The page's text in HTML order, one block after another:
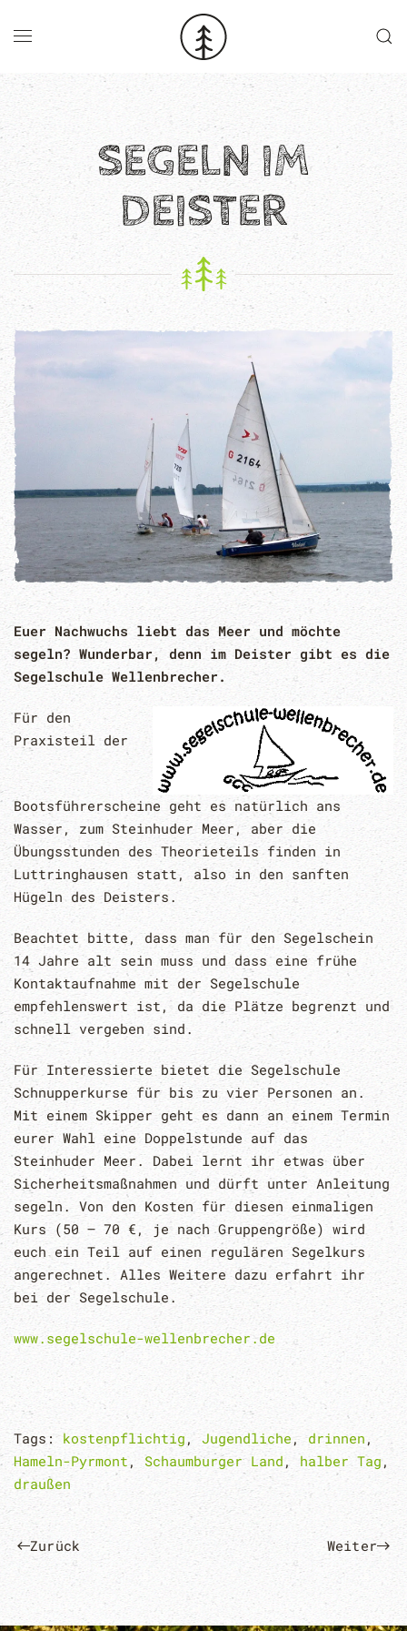
Skip to main content
SEGELN IM
DEISTER
Euer Nachwuchs liebt das Meer und möchte
segeln? Wunderbar, denn im Deister gibt es die
Segelschule Wellenbrecher.
Für den
Praxisteil der
Bootsführerscheine geht es natürlich ans
Wasser, zum Steinhuder Meer, aber die
Übungsstunden des Theorieteils finden in
Luttringhausen statt, also in den sanften
Hügeln des Deisters.
Beachtet bitte, dass man für den Segelschein
14 Jahre alt sein muss und dass eine frühe
Kontaktaufnahme mit der Segelschule
empfehlenswert ist, da die Plätze begrenzt und
schnell vergeben sind.
Für Interessierte bietet die Segelschule
Schnupperkurse für bis zu vier Personen an.
Mit einem Skipper geht es dann an einem Termin
eurer Wahl eine Doppelstunde auf das
Steinhuder Meer. Dabei lernt ihr etwas über
Sicherheitsmaßnahmen und dürft unter Anleitung
segeln. Von den Kosten für diesen einmaligen
Kurs (50 – 70 €, je nach Gruppengröße) wird
euch ein Teil auf einen regulären Segelkurs
angerechnet. Alles Weitere dazu erfahrt ihr
bei der Segelschule.
www.segelschule-wellenbrecher.de
Tags: kostenpflichtig ,Jugendliche ,drinnen ,
Hameln-Pyrmont , Schaumburger Land , halber Tag,
draußen
Zurück Weiter